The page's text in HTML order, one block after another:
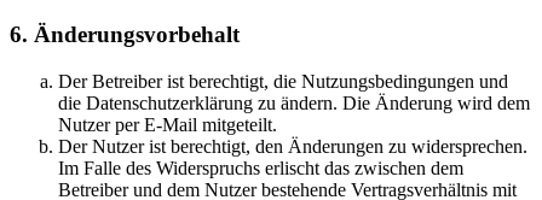
6. Änderungsvorbehalt
Der Betreiber ist berechtigt, die Nutzungsbedingungen und
die Datenschutzerklärung zu ändern. Die Änderung wird dem
Nutzer per E-Mail mitgeteilt.
Der Nutzer ist berechtigt, den Änderungen zu widersprechen.
Im Falle des Widerspruchs erlischt das zwischen dem
Betreiber und dem Nutzer bestehende Vertragsverhältnis mit